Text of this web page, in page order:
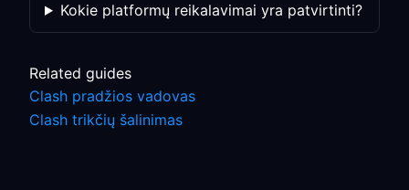
Kokie platformų reikalavimai yra patvirtinti?
Related guides
Clash pradžios vadovas
Clash trikčių šalinimas